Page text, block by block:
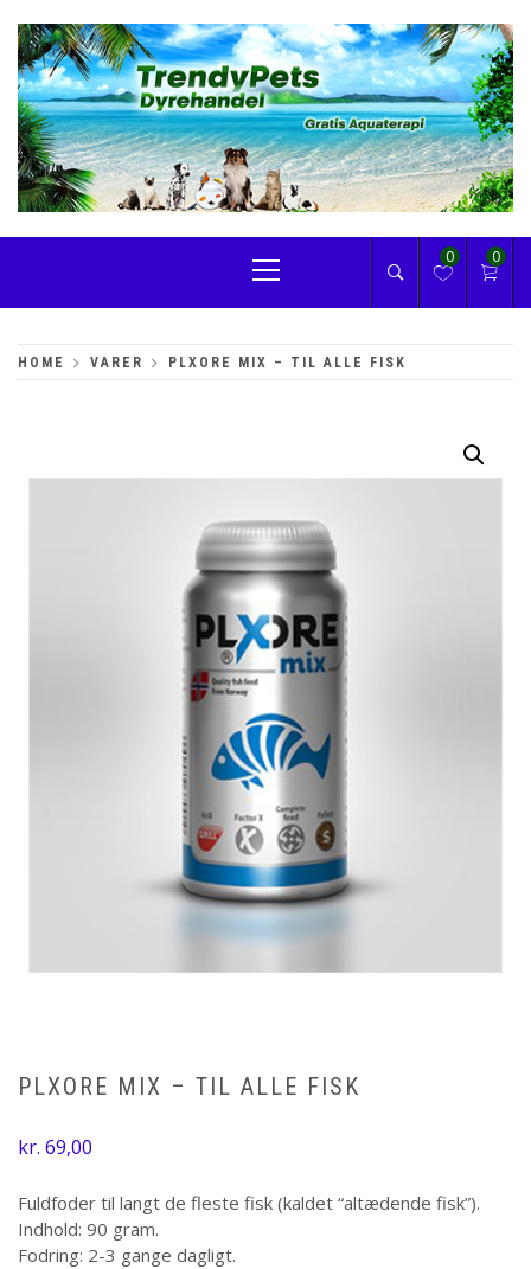
content
TRENDYPETS
Menu
0 0
HOME VARER PLXORE MIX – TIL ALLE FISK
PLXORE MIX – TIL ALLE FISK
kr. 69,00
Fuldfoder til langt de fleste fisk (kaldet “altædende fisk”).
Indhold: 90 gram.
Fodring: 2-3 gange dagligt.